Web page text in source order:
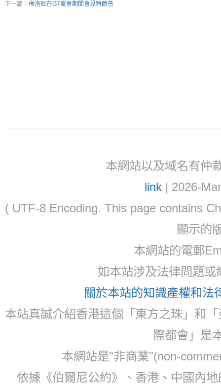
下一篇： 梅洛尼在G7峯會期間會見特朗普
本網站以及域名有仲
link| 2026-
( UTF-8 Encoding. This page contains
顯示的
本網站的電郵
如本站涉及法律問題
關於本站的知識產權和法
本站真誠介紹香港這個「東方之珠」和
際都會」是
本網站是"非商業"(non-
依據《伯爾尼公約》、香港、中國內